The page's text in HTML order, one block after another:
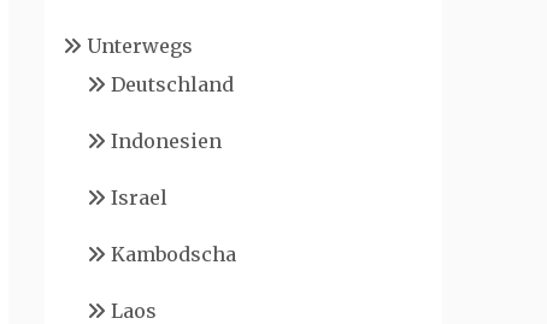
Unterwegs
Deutschland
Indonesien
Israel
Kambodscha
Laos